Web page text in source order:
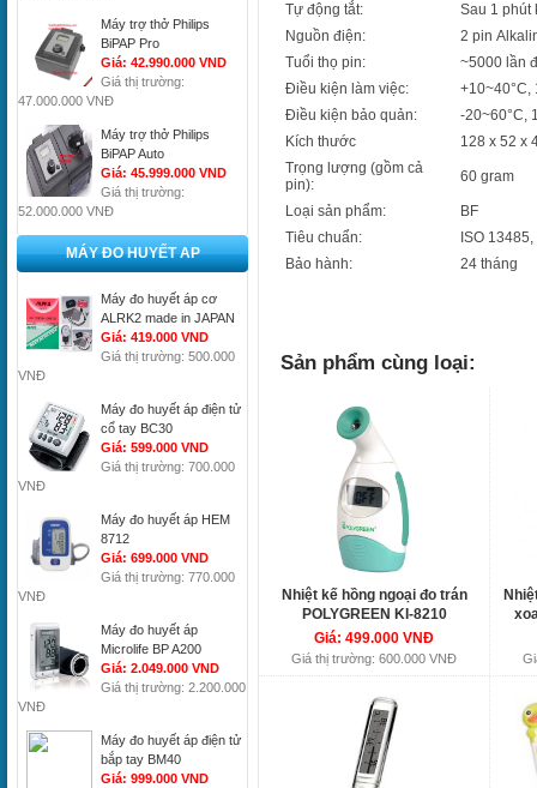
Máy trợ thở Philips
BiPAP Pro
Giá: 42.990.000 VND
Giá thị trường:
47.000.000 VNĐ
Máy trợ thở Philips
BiPAP Auto
Giá: 45.999.000 VND
Giá thị trường:
52.000.000 VNĐ
MÁY ĐO HUYẾT AP
Máy đo huyết áp cơ
ALRK2 made in JAPAN
Giá: 419.000 VND
Giá thị trường: 500.000
VNĐ
Máy đo huyết áp điện tử
cổ tay BC30
Giá: 599.000 VND
Giá thị trường: 700.000
VNĐ
Máy đo huyết áp HEM
8712
Giá: 699.000 VND
Giá thị trường: 770.000
VNĐ
Máy đo huyết áp
Microlife BP A200
Giá: 2.049.000 VND
Giá thị trường: 2.200.000
VNĐ
Máy đo huyết áp điện tử
bắp tay BM40
Giá: 999.000 VND
Tự động tắt:
Sau 1 phút
Nguồn điện:
2 pin
Tuổi thọ pin:
~5000 lần
Điều kiện làm việc:
+10~40°C,
Điều kiện bảo quản:
-20~60°C,
Kích thước
128 x 52 x
Trọng lượng (gồm cả
pin):
60 gram
Loại sản phẩm:
BF
Tiêu chuẩn:
ISO
Bảo hành:
24 tháng
Sản phẩm cùng loại:
Nhiệt kế hồng ngoại đo trán
POLYGREEN KI-8210
Giá: 499.000 VNĐ
Giá thị trường: 600.000 VNĐ